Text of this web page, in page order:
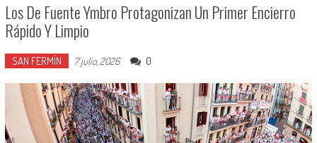
Los De Fuente Ymbro Protagonizan Un Primer Encierro
Rápido Y Limpio
SAN FERMÍN 7 julio, 2026 0